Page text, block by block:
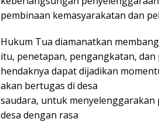
pembinaan kemasyarakatan dan
Hukum Tua diamanatkan
itu, penetapan, pengangkatan,
hendaknya dapat dijadikan
akan bertugas di desa
saudara, untuk
desa dengan rasa